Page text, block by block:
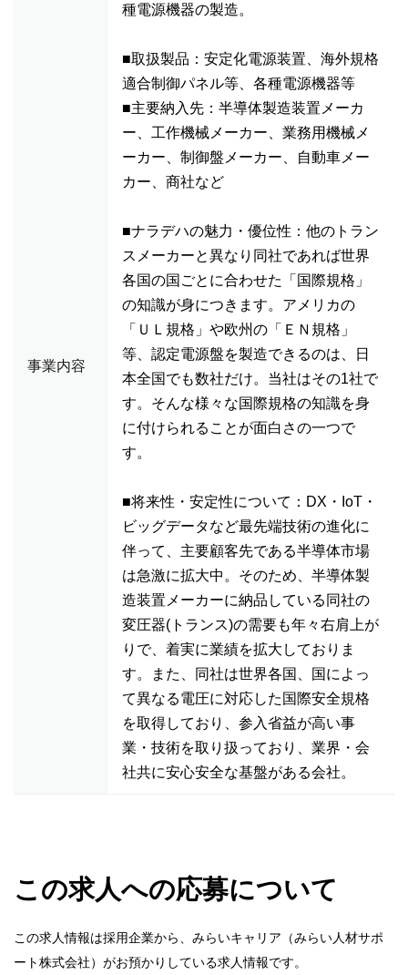
事業内容
種電源機器の製造。
■取扱製品：安定化電源装置、海外規格
適合制御パネル等、各種電源機器等
■主要納入先：半導体製造装置メーカ
ー、工作機械メーカー、業務用機械メ
ーカー、制御盤メーカー、自動車メー
カー、商社など
■ナラデハの魅力・優位性：他のトラン
スメーカーと異なり同社であれば世界
各国の国ごとに合わせた「国際規格」
の知識が身につきます。アメリカの
「ＵＬ規格」や欧州の「ＥＮ規格」
等、認定電源盤を製造できるのは、日
本全国でも数社だけ。当社はその1社で
す。そんな様々な国際規格の知識を身
に付けられることが面白さの一つで
す。
■将来性・安定性について：DX・IoT・
ビッグデータなど最先端技術の進化に
伴って、主要顧客先である半導体市場
は急激に拡大中。そのため、半導体製
造装置メーカーに納品している同社の
変圧器(トランス)の需要も年々右肩上が
りで、着実に業績を拡大しておりま
す。また、同社は世界各国、国によっ
て異なる電圧に対応した国際安全規格
を取得しており、参入省益が高い事
業・技術を取り扱っており、業界・会
社共に安心安全な基盤がある会社。
この求人への応募について
この求人情報は採用企業から、みらいキャリア（みらい人材サポ
ート株式会社）がお預かりしている求人情報です。